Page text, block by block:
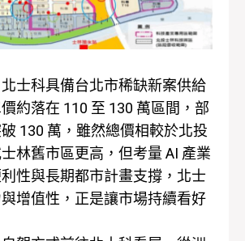
士科具備台北市稀缺新案供給
約落在 110 至 130 萬區間，部
130 萬，雖然總價相較於北投
林舊市區更高，但考量 AI 產業
性與長期都市計畫支撐，北士
增值性，正是讓市場持續看好